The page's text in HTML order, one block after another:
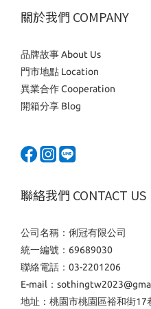
關於我們 COMPANY
品牌故事 About Us
門市地點 Location
異業合作 Cooperation
開箱分享 Blog
聯絡我們 CONTACT US
公司名稱：俐冠有限公司
統一編號：69689030
聯絡電話：03-2201206
E-mail：
地址：桃園市桃園區裕和街17